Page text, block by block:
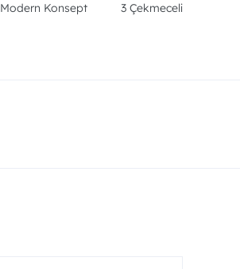
Modern Konsept 3 Çekmeceli